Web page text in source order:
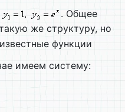
. Общее
же структуру, но
функции
имеем систему: